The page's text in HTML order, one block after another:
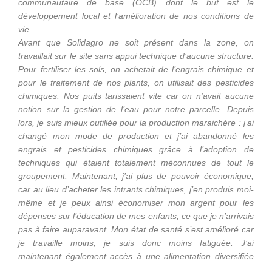
communautaire de base (OCB) dont le but est le
développement local et l’amélioration de nos conditions de
vie.
Avant que Solidagro ne soit présent dans la zone, on
travaillait sur le site sans appui technique d’aucune structure.
Pour fertiliser les sols, on achetait de l’engrais chimique et
pour le traitement de nos plants, on utilisait des pesticides
chimiques. Nos puits tarissaient vite car on n’avait aucune
notion sur la gestion de l’eau pour notre parcelle. Depuis
lors, je suis mieux outillée pour la production maraichère : j’ai
changé mon mode de production et j’ai abandonné les
engrais et pesticides chimiques grâce à l’adoption de
techniques qui étaient totalement méconnues de tout le
groupement. Maintenant, j’ai plus de pouvoir économique,
car au lieu d’acheter les intrants chimiques, j’en produis moi-
même et je peux ainsi économiser mon argent pour les
dépenses sur l’éducation de mes enfants, ce que je n’arrivais
pas à faire auparavant. Mon état de santé s’est amélioré car
je travaille moins, je suis donc moins fatiguée. J’ai
maintenant également accès à une alimentation diversifiée